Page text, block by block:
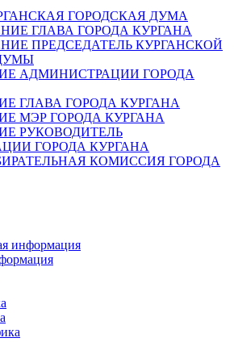
ГОРОДСКАЯ ДУМА
ГЛАВА ГОРОДА КУРГАНА
ПРЕДСЕДАТЕЛЬ КУРГАНСКОЙ
АДМИНИСТРАЦИИ ГОРОДА
ГЛАВА ГОРОДА КУРГАНА
МЭР ГОРОДА КУРГАНА
РУКОВОДИТЕЛЬ
ГОРОДА КУРГАНА
КОМИССИЯ ГОРОДА
информация